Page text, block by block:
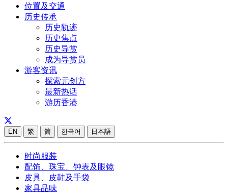
位置及交通
历史传承
历史轨迹
历史焦点
历史导赏
成为导赏员
游客资讯
探索元创方
最新热话
游历香港
EN 繁 简 한국어 日本語
时尚服装
配饰、珠宝、钟表及眼镜
皮具、皮鞋及手袋
家具品味